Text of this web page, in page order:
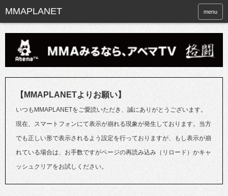
menu
【MMAPLANETよりお願い】
いつもMMAPLANETをご愛読いただき、誠にありがとうございます。
現在、スマートフォンにて表示が崩れる現象が発生しております。当方
でも正しい形で表示されるよう設定を行っておりますが、もし表示が崩
れている場合は、お手数ですがページの再読み込み（リロード）かキャ
ッシュクリアをお試しください。